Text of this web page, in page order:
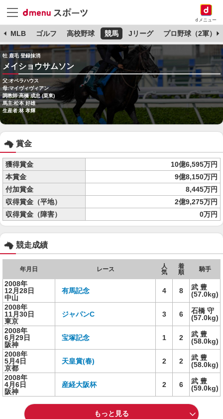
dメニュー
MLB ゴルフ 高校野球 競馬 Jリーグ プロ野球（2軍）
牡 鹿毛 登録抹消
メイショウサムソン
父:オペラハウス
母:マイヴィヴィアン
調教師:高橋 成忠 (栗東)
馬主:松本 好雄
生産者:林 孝輝
賞金
獲得賞金
10億6,595万円
本賞金
9億8,150万円
付加賞金
8,445万円
収得賞金（平地）
2億9,275万円
収得賞金（障害）
0万円
競走成績
年月日 レース
人
気
着
順
騎手
2008年
12月28日
中山
有馬記念 4 8
武 豊
(57.0kg)
2008年
11月30日
東京
ジャパンC 3 6
石橋 守
(57.0kg)
2008年
6月29日
阪神
宝塚記念 1 2
武 豊
(58.0kg)
2008年
5月4日
京都
天皇賞(春) 2 2
武 豊
(58.0kg)
2008年
4月6日
阪神
産経大阪杯 2 6
武 豊
(59.0kg)
もっと見る